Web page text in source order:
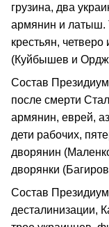
грузина, два
армянин и латыш.
крестьян,
(Куйбышев и
Состав
после смерти
армянин, еврей,
дети рабочих,
дворянин
дворянки
Состав
десталинизации,